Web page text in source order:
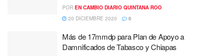
POR EN CAMBIO DIARIO QUINTANA ROO
20 DICIEMBRE 2020
0
Más de 17mmdp para Plan de Apoyo a
Damnificados de Tabasco y Chiapas